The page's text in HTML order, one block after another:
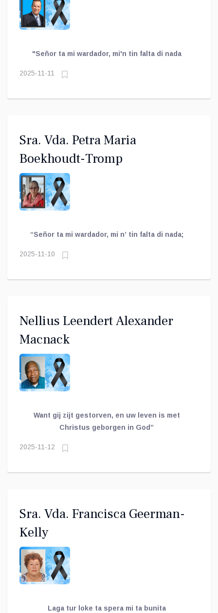
"Señor ta mi wardador, mi'n tin falta di nada
2025-11-11
Sra. Vda. Petra Maria
Boekhoudt-Tromp
“Señor ta mi wardador, mi n’ tin falta di nada;
2025-11-10
Nellius Leendert Alexander
Macnack
Want gij zijt gestorven, en uw leven is met
Christus geborgen in God”
2025-11-12
Sra. Vda. Francisca Geerman-
Kelly
Laga tur loke ta spera mi ta bunita